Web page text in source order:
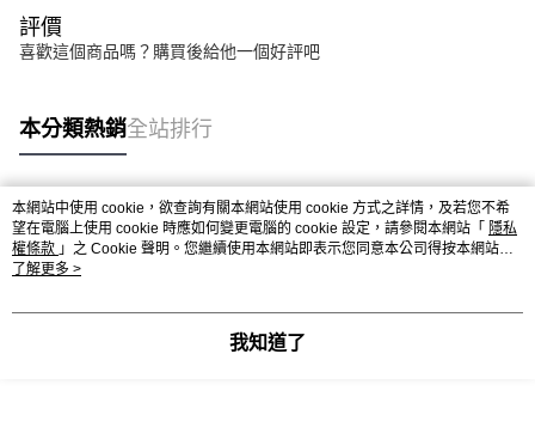
評價
喜歡這個商品嗎？購買後給他一個好評吧
本分類熱銷全站排行
熱門標籤
本網站中使用 cookie，欲查詢有關本網站使用 cookie 方式之詳情，及若您不希
望在電腦上使用 cookie 時應如何變更電腦的 cookie 設定，請參閱本網站「 隱私
權條款 」之 Cookie 聲明。您繼續使用本網站即表示您同意本公司得按本網站使
用條款之 Cookie 聲明使用 cookie。
了解更多 >
我知道了